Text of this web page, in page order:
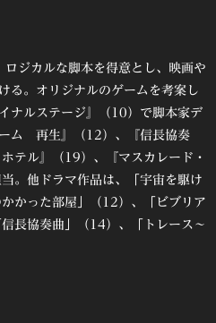
ジカルな脚本を得意とし、映画や
る。オリジナルのゲームを考案し
ナルステージ』（10）で脚本家デ
ム 再生』（12）、『信長協奏
テル』（19）、『マスカレード・
。他ドラマ作品は、「宇宙を駆け
かった部屋」（12）、「ビブリア
長協奏曲」（14）、「トレース～